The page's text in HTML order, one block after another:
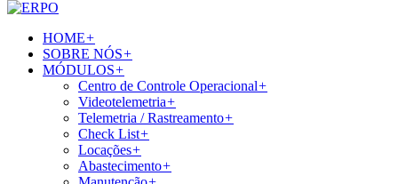
HOME+
SOBRE NÓS+
MÓDULOS+
Centro de Controle Operacional+
Videotelemetria+
Telemetria / Rastreamento+
Check List+
Locações+
Abastecimento+